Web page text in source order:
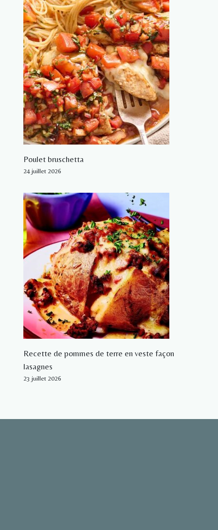
Poulet bruschetta
24 juillet 2026
Recette de pommes de terre en veste façon
lasagnes
23 juillet 2026